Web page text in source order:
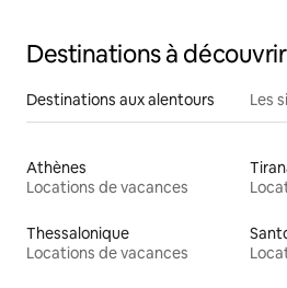
Destinations à découvrir
Destinations aux alentours Les
Athènes
Locations de vacances
Thessalonique
Locations de vacances